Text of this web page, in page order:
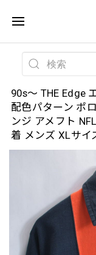
90s～ THE Edge
配色パターン ポ
ンジ アメフト
着 メンズ XLサイ